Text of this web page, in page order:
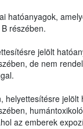
hatóanyagok,
részében.
jelölt
de nem
helyettesítésre jelölt
az emberek